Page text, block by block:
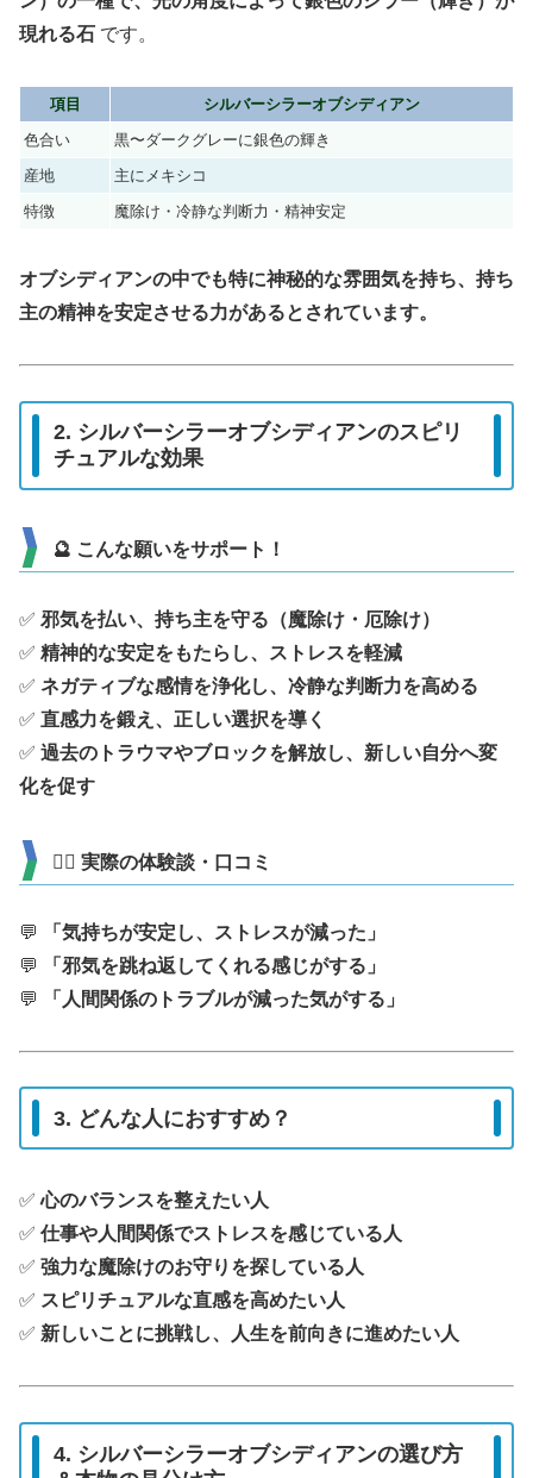
現れる石 です。
項目
シルバーシラーオブシディアン
色合い
黒〜ダークグレーに銀色の輝き
産地
主にメキシコ
特徴
魔除け・冷静な判断力・精神安定
オブシディアンの中でも特に神秘的な雰囲気を持ち、持ち
主の精神を安定させる力があるとされています。
2. シルバーシラーオブシディアンのスピリ
チュアルな効果
🔮 こんな願いをサポート！
✅ 邪気を払い、持ち主を守る（魔除け・厄除け）
✅ 精神的な安定をもたらし、ストレスを軽減
✅ ネガティブな感情を浄化し、冷静な判断力を高める
✅ 直感力を鍛え、正しい選択を導く
✅ 過去のトラウマやブロックを解放し、新しい自分へ変
化を促す
🧘‍♂️ 実際の体験談・口コミ
💬
「気持ちが安定し、ストレスが減った」
💬
「邪気を跳ね返してくれる感じがする」
💬
「人間関係のトラブルが減った気がする」
3. どんな人におすすめ？
✅心のバランスを整えたい人
✅ 仕事や人間関係でストレスを感じている人
✅ 強力な魔除けのお守りを探している人
✅ スピリチュアルな直感を高めたい人
✅ 新しいことに挑戦し、人生を前向きに進めたい人
4. シルバーシラーオブシディアンの選び方